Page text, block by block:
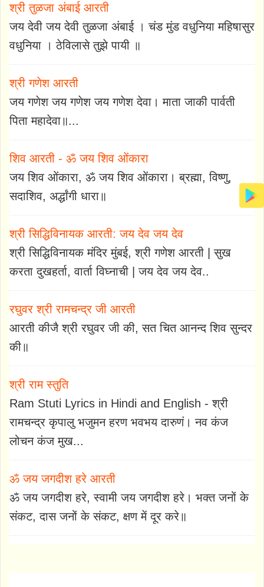
श्री तुळजा अंबाई आरती
जय देवी जय देवी तुळजा अंबाई । चंड मुंड वधुनिया महिषासुर
वधुनिया । ठेविलासे तुझे पायी ॥
श्री गणेश आरती
जय गणेश जय गणेश जय गणेश देवा। माता जाकी पार्वती
पिता महादेवा॥...
शिव आरती - ॐ जय शिव ओंकारा
जय शिव ओंकारा, ॐ जय शिव ओंकारा। ब्रह्मा, विष्णु,
सदाशिव, अर्द्धांगी धारा॥
श्री सिद्धिविनायक आरती: जय देव जय देव
श्री सिद्धिविनायक मंदिर मुंबई, श्री गणेश आरती | सुख
करता दुखहर्ता, वार्ता विघ्नाची | जय देव जय देव..
रघुवर श्री रामचन्द्र जी आरती
आरती कीजै श्री रघुवर जी की, सत चित आनन्द शिव सुन्दर
की॥
श्री राम स्तुति
Ram Stuti Lyrics in Hindi and English - श्री
रामचन्द्र कृपालु भजुमन हरण भवभय दारुणं। नव कंज
लोचन कंज मुख...
ॐ जय जगदीश हरे आरती
ॐ जय जगदीश हरे, स्वामी जय जगदीश हरे। भक्त जनों के
संकट, दास जनों के संकट, क्षण में दूर करे॥